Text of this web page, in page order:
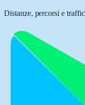
Distanze, percorsi e